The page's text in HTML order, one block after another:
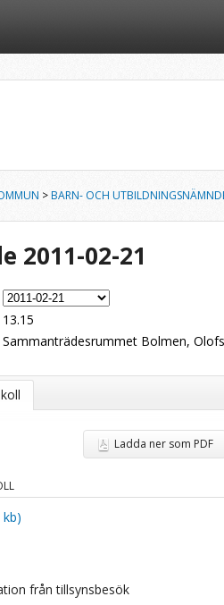
>BARN- OCH
2011-02-21
13.15
Sammanträdesrummet Bolmen,
Ladda ner som PDF
från tillsynsbesök